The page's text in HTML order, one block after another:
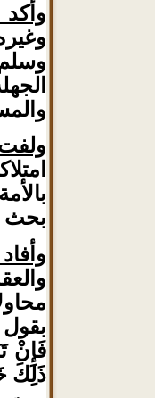
وأكد
بحث
بقول
فَإِنْ
ذَلِكَ